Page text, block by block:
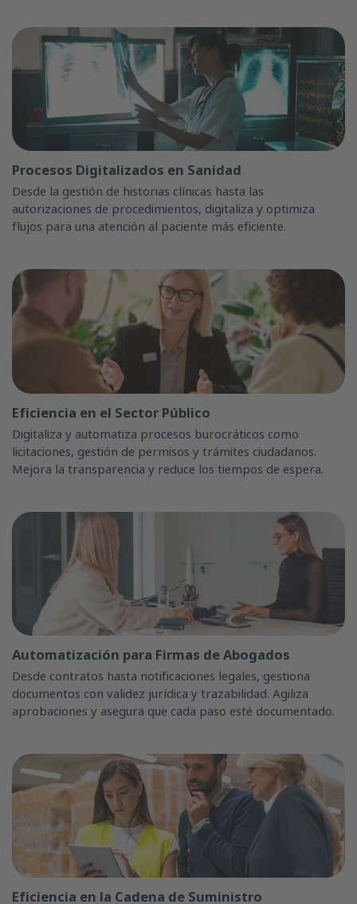
Procesos Digitalizados en Sanidad
Desde la gestión de historias clínicas hasta las
autorizaciones de procedimientos, digitaliza y optimiza
flujos para una atención al paciente más eficiente.
Eficiencia en el Sector Público
Digitaliza y automatiza procesos burocráticos como
licitaciones, gestión de permisos y trámites ciudadanos.
Mejora la transparencia y reduce los tiempos de espera.
Automatización para Firmas de Abogados
Desde contratos hasta notificaciones legales, gestiona
documentos con validez jurídica y trazabilidad. Agiliza
aprobaciones y asegura que cada paso esté documentado.
Eficiencia en la Cadena de Suministro